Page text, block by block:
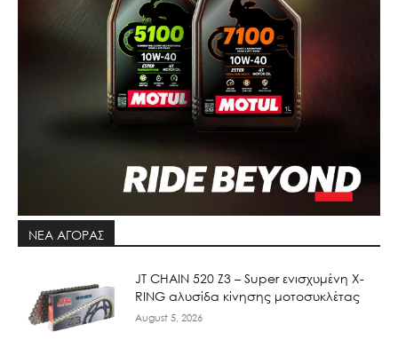
ΝΕΑ ΑΓΟΡΑΣ
JT CHAIN 520 Ζ3 – Super ενισχυμένη X-
RING αλυσίδα κίνησης μοτοσυκλέτας
August 5, 2026